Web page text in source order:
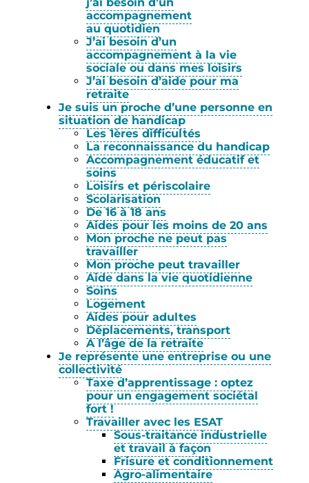
accompagnement
au quotidien
J’ai besoin d’un
accompagnement à la vie
sociale ou dans mes loisirs
J’ai besoin d’aide pour ma
retraite
Je suis un proche d’une personne en
situation de handicap
Les 1ères difficultés
La reconnaissance du handicap
Accompagnement éducatif et
soins
Loisirs et périscolaire
Scolarisation
De 16 à 18 ans
Aides pour les moins de 20 ans
Mon proche ne peut pas
travailler
Mon proche peut travailler
Aide dans la vie quotidienne
Soins
Logement
Aides pour adultes
Déplacements, transport
A l’âge de la retraite
Je représente une entreprise ou une
collectivité
Taxe d’apprentissage : optez
pour un engagement sociétal
fort !
Travailler avec les ESAT
Sous-traitance industrielle
et travail à façon
Frisure et conditionnement
Agro-alimentaire